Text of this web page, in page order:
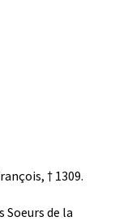
† 1309.
Soeurs de la